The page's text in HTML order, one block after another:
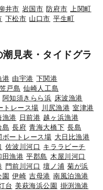
井市 岩国市 防府市
上関町
下松市 山口市 平生町
見表・タイドグラ
港 由宇港 下関港
笠戸島 仙崎人工島
阿知須きらら浜 床波漁港
トレース場 川尻漁港 室津港
漁港 日前港 越ヶ浜漁港
島 長府 青海大橋下 長島
ボートレース場 大日比漁港
佐波川河口 キララビーチ
田漁港 平郡島 木屋川河口
門前川河口 壇ノ浦 菊が浜
園 伊崎 吉母港 南風泊漁港
台 美萩海浜公園 掛渕漁港